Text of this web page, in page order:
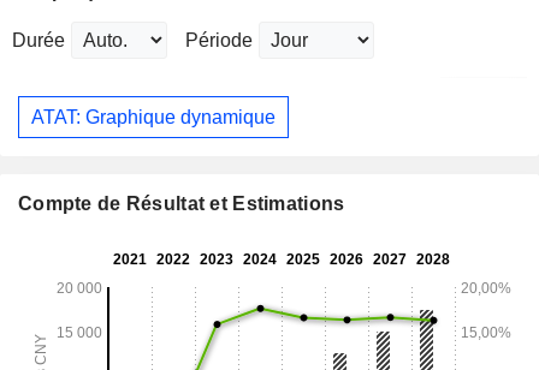
Durée Période
ATAT: Graphique dynamique
Compte de Résultat et Estimations